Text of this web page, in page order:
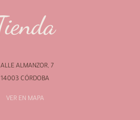
ALMANZOR, 7
14003 CÓRDOBA
VER EN MAPA